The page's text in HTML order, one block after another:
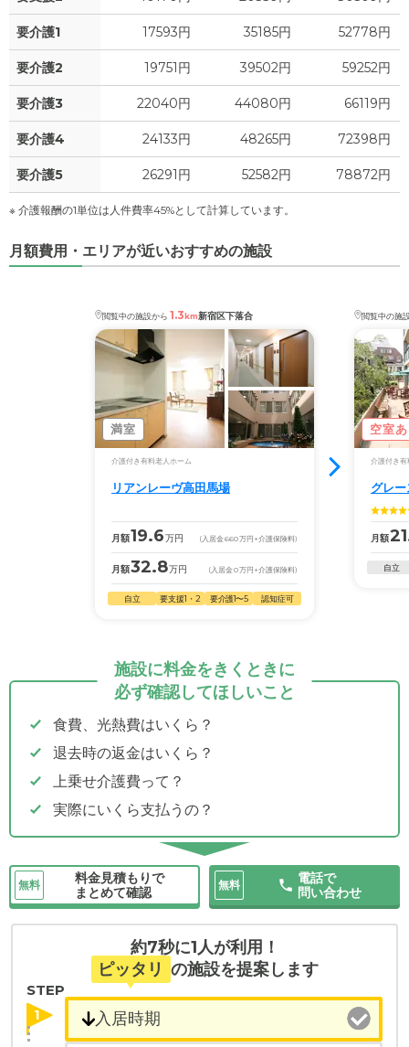
要介護1 17593円 35185円 52778円
要介護2 19751円 39502円 59252円
要介護3 22040円 44080円 66119円
要介護4 24133円 48265円 72398円
要介護5 26291円 52582円 78872円
※ 介護報酬の1単位は人件費率45%として計算しています。
月額費用・エリアが近いおすすめの施設
閲覧中の施設から 1.3km新宿区下落合
満室
介護付き有料老人ホーム
リアンレーヴ高田馬場
月額19.6万円 (入居金660万円 +介護保険料)
月額32.8万円 (入居金0万円 +介護保険料)
自立 要支援1・2 要介護1〜5 認知症可
閲覧中の施
空室
介護付き有
グレ
月額
自立
施設に料金をきくときに
必ず確認してほしいこと
食費、光熱費はいくら？
退去時の返金はいくら？
上乗せ介護費って？
実際にいくら支払うの？
無料
料金見積もりで
まとめて確認
無料
電話で
問い合わせ
約7秒に1人が利用！
ピッタリ の施設を提案します
STEP
1